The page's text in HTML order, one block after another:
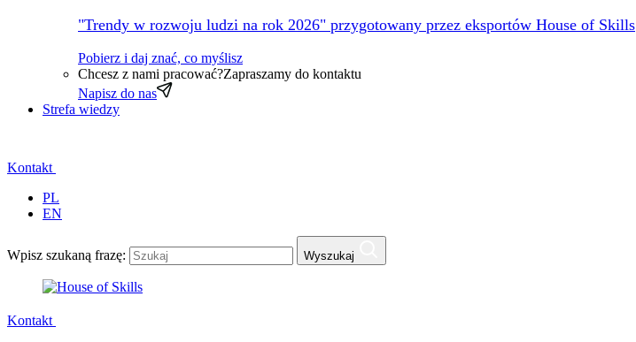
"Trendy w rozwoju ludzi na rok 2026" przygotowany przez eksportów House of Skills
Pobierz i daj znać, co myślisz
Chcesz z nami pracować?Zapraszamy do kontaktu
Napisz do nas
Strefa wiedzy
Kontakt
PL
EN
Wpisz szukaną frazę: Wyszukaj
Kontakt